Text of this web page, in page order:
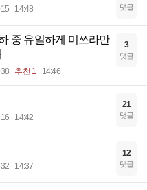
14:48 댓글
중 유일하게 미쓰라만
추천 1 14:46
3
댓글
14:42
21
댓글
14:37
12
댓글